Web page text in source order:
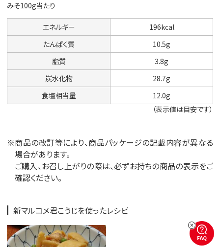
みそ100g当たり
エネルギー
196kcal
たんぱく質
10.5g
脂質
3.8g
炭水化物
28.7g
食塩相当量
12.0g
（表示値は目安です）
※商品の改訂等により、商品パッケージの記載内容が異なる
場合があります。
ご購入、お召し上がりの際は、必ずお持ちの商品の表示をご
確認ください。
新マルコメ君こうじを使ったレシピ
FAQ